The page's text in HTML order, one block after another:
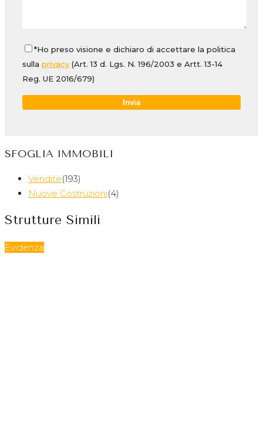
*Ho preso visione e dichiaro di accettare la politica
sulla privacy (Art. 13 d. Lgs. N. 196/2003 e Artt. 13-14
Reg. UE 2016/679)
SFOGLIA IMMOBILI
Vendite(193)
Nuove Costruzioni(4)
Strutture Simili
Evidenza